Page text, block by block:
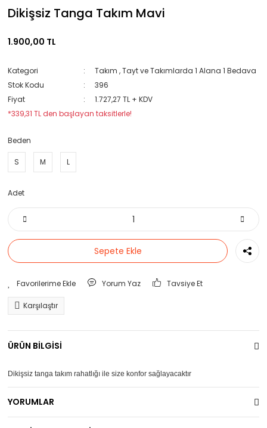
Dikişsiz Tanga Takım Mavi
1.900,00 TL
Kategori Takım ,Tayt ve Takımlarda 1 Alana 1 Bedava
Stok Kodu
396
Fiyat
1.727,27 TL + KDV
*339,31 TL den başlayan taksitlerle!
Beden
S M L
Adet
Sepete Ekle
Yorum Yaz Tavsiye Et
Karşılaştır
ÜRÜN BİLGİSİ
Dikişsiz tanga takım rahatlığı ile size konfor sağlayacaktır
YORUMLAR